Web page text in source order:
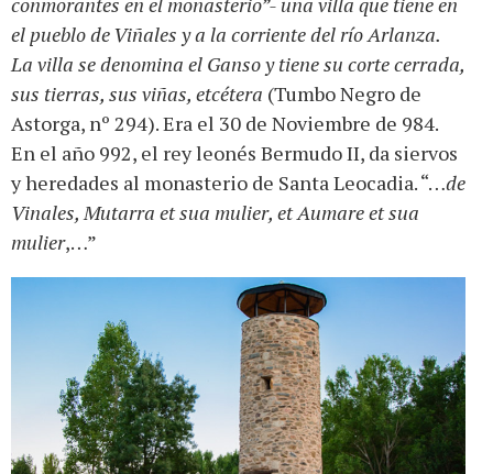
el pueblo de Viñales y a la corriente del río Arlanza.
La villa se denomina el Ganso y tiene su corte cerrada,
sus tierras, sus viñas, etcétera (Tumbo Negro de
Astorga, nº 294). Era el 30 de Noviembre de 984.
En el año 992, el rey leonés Bermudo II, da siervos
y heredades al monasterio de Santa Leocadia. “…de
Vinales, Mutarra et sua mulier, et Aumare et sua
mulier,…”